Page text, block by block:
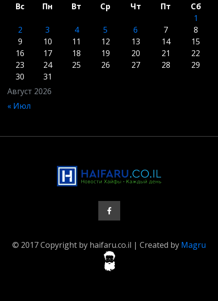
Август 2026
Вс Пн Вт Ср Чт Пт
Сб
1
2
3 4 5 6 7
8
9
10 11 12 13 14
15
16
17 18 19 20 21
22
23
24 25 26 27 28
29
30
31
« Июл
© 2017 Copyright by haifaru.co.il | Created by Magru